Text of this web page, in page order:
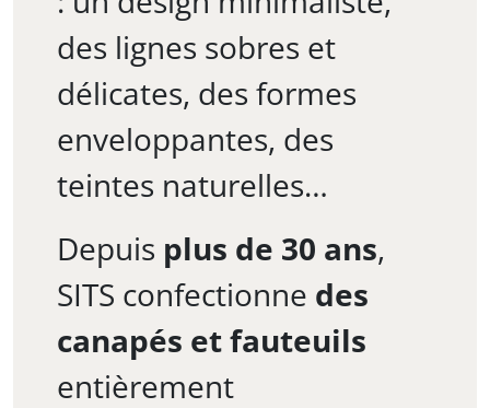
des lignes sobres et
délicates, des formes
enveloppantes, des
teintes naturelles…
Depuis plus de 30 ans,
SITS confectionne des
canapés et fauteuils
entièrement